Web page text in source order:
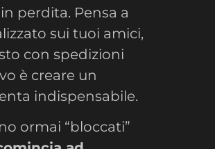
perdita. Pensa a
sui tuoi amici,
con spedizioni
è creare un
indispensabile.
ormai “bloccati”